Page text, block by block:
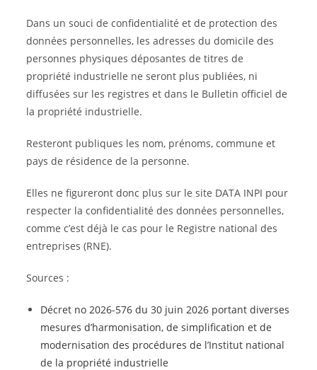
Dans un souci de confidentialité et de protection des
données personnelles, les adresses du domicile des
personnes physiques déposantes de titres de
propriété industrielle ne seront plus publiées, ni
diffusées sur les registres et dans le Bulletin officiel de
la propriété industrielle.
Resteront publiques les nom, prénoms, commune et
pays de résidence de la personne.
Elles ne figureront donc plus sur le site DATA INPI pour
respecter la confidentialité des données personnelles,
comme c’est déjà le cas pour le Registre national des
entreprises (RNE).
Sources :
Décret no 2026-576 du 30 juin 2026 portant diverses
mesures d’harmonisation, de simplification et de
modernisation des procédures de l’Institut national
de la propriété industrielle